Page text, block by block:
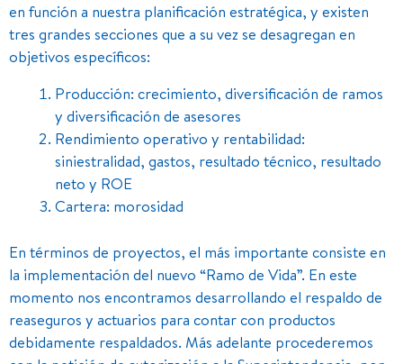
en función a nuestra planificación estratégica, y existen
tres grandes secciones que a su vez se desagregan en
objetivos específicos:
Producción: crecimiento, diversificación de ramos
y diversificación de asesores
Rendimiento operativo y rentabilidad:
siniestralidad, gastos, resultado técnico, resultado
neto y ROE
Cartera: morosidad
En términos de proyectos, el más importante consiste en
la implementación del nuevo “Ramo de Vida”. En este
momento nos encontramos desarrollando el respaldo de
reaseguros y actuarios para contar con productos
debidamente respaldados. Más adelante procederemos